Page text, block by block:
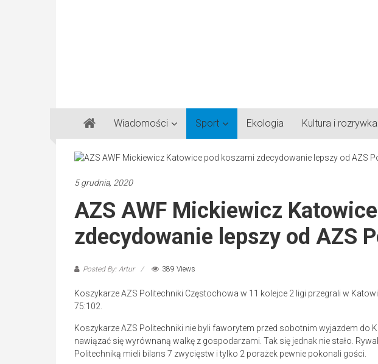
Gazeta
Regionalna
Częstochowa,
Lubliniec,
Wiadomości Sport Ekologia Kultura i rozrywka
5 grudnia, 2020
AZS AWF Mickiewicz
zdecydowanie lepszy od AZS
Posted By: Artur 389 Views
Koszykarze AZS Politechniki Częstochowa w 11 kolejce 2 ligi przegrali w
75:102.
Koszykarze AZS Politechniki nie byli faworytem przed sobotnim wyjazdem do
nawiązać się wyrównaną walkę z gospodarzami. Tak się jednak nie stało.
Politechniką mieli bilans 7 zwycięstw i tylko 2 porażek pewnie pokonali gości.